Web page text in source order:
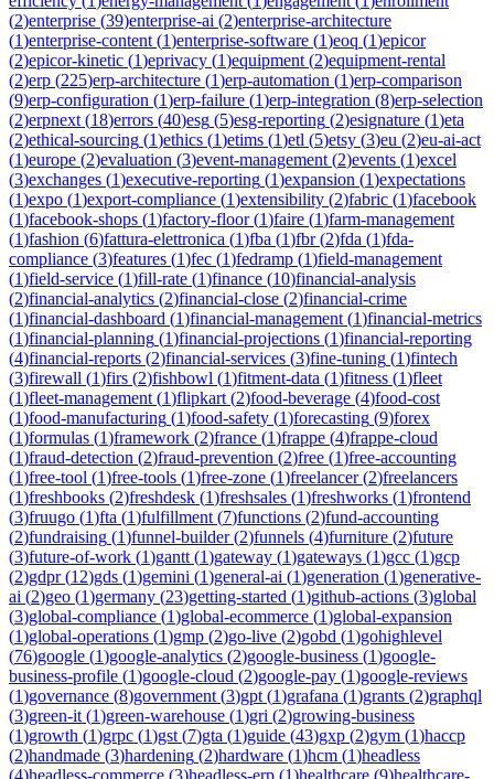
(2)enterprise (39)enterprise-ai (2)enterprise-architecture
(1)enterprise-content (1)enterprise-software (1)eoq (1)epicor
(2)epicor-kinetic (1)eprivacy (1)equipment (2)equipment-rental
(2)erp (225)erp-architecture (1)erp-automation (1)erp-comparison
(9)erp-configuration (1)erp-failure (1)erp-integration (8)erp-selection
(2)erpnext (18)errors (40)esg (5)esg-reporting (2)esignature (1)eta
(2)ethical-sourcing (1)ethics (1)etims (1)etl (5)etsy (3)eu (2)eu-ai-act
(1)europe (2)evaluation (3)event-management (2)events (1)excel
(3)exchanges (1)executive-reporting (1)expansion (1)expectations
(1)expo (1)export-compliance (1)extensibility (2)fabric (1)facebook
(1)facebook-shops (1)factory-floor(1)faire (1)farm-management
(1)fashion (6)fattura-elettronica (1)fba (1)fbr(2)fda (1)fda-
compliance (3)features (1)fec (1)fedramp (1)field-management
(1)field-service (1)fill-rate (1)finance (10)financial-analysis
(2)financial-analytics (2)financial-close (2)financial-crime
(1)financial-dashboard (1)financial-management (1)financial-metrics
(1)financial-planning (1)financial-projections (1)financial-reporting
(4)financial-reports (2)financial-services (3)fine-tuning (1)fintech
(3)firewall (1)firs (2)fishbowl (1)fitment-data (1)fitness (1)fleet
(1)fleet-management (1)flipkart (2)food-beverage (4)food-cost
(1)food-manufacturing (1)food-safety (1)forecasting (9)forex
(1)formulas (1)framework (2)france (1)frappe (4)frappe-cloud
(1)fraud-detection (2)fraud-prevention (2)free (1)free-accounting
(1)free-tool (1)free-tools (1)free-zone (1)freelancer(2)freelancers
(1)freshbooks (2)freshdesk (1)freshsales (1)freshworks (1)frontend
(3)fruugo (1)fta (1)fulfillment (7)functions (2)fund-accounting
(2)fundraising (1)funnel-builder(2)funnels (4)furniture (2)future
(3)future-of-work (1)gantt (1)gateway (1)gateways (1)gcc (1)gcp
(2)gdpr(12)gds (1)gemini (1)general-ai (1)generation (1)generative-
ai (2)geo (1)germany (23)getting-started (1)github-actions (3)global
(3)global-compliance (1)global-ecommerce (1)global-expansion
(1)global-operations (1)gmp (2)go-live (2)gobd (1)gohighlevel
(76)google (1)google-analytics (2)google-business (1)google-
business-profile (1)google-cloud (2)google-pay (1)google-reviews
(1)governance (8)government (3)gpt (1)grafana (1)grants (2)graphql
(3)green-it (1)green-warehouse (1)gri (2)growing-business
(1)growth (1)grpc (1)gst (7)gta (1)guide (43)gxp (2)gym (1)haccp
(2)handmade (3)hardening (2)hardware (1)hcm (1)headless
(4)headless-commerce (3)headless-erp (1)healthcare (9)healthcare-